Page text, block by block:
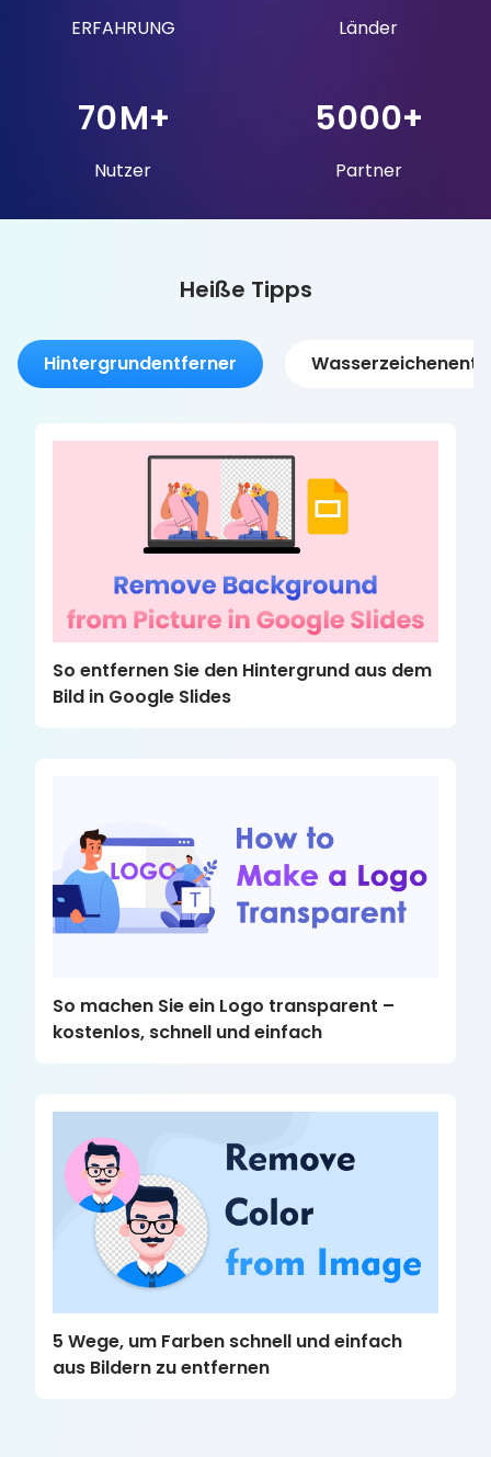
ERFAHRUNG Länder
70M+
Nutzer
5000+
Partner
Heiße Tipps
Hintergrundentferner
So entfernen Sie den Hintergrund aus dem
Bild in Google Slides
So machen Sie ein Logo transparent – ​​
kostenlos, schnell und einfach
5 Wege, um Farben schnell und einfach
aus Bildern zu entfernen